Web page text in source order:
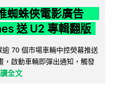
蜘蛛俠電影廣告
送 U2 專輯翻版
70 個市場車輛中控熒幕推送
，啟動車輛即彈出通知，觸發
全文